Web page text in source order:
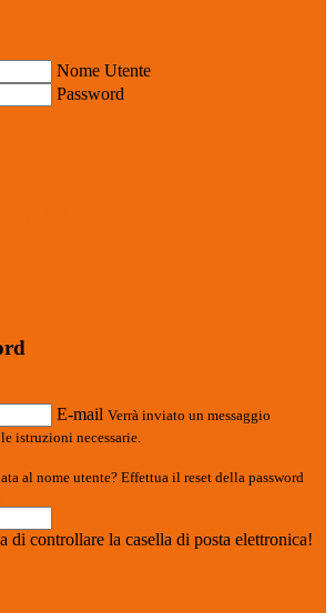
Nome Utente
Password
E-mail Verrà inviato un messaggio
istruzioni necessarie.
al nome utente? Effettua il reset della password
di controllare la casella di posta elettronica!